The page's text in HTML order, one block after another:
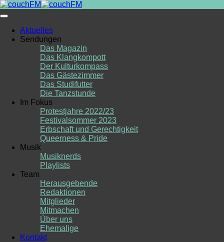
Skip
to
Aktuelles
Sendungen
Das Magazin
Das Klangkompott
Der Kulturkompass
Das Gästezimmer
Das Studifutter
Die Tanzstunde
Im Fokus
Protestjahre 2022/23
Festivalsommer 2023
Erbschaft und Gerechtigkeit
Queerness & Pride
Musik
Musiknerds
Playlists
Team
Herausgebende
Redaktionen
Mitglieder
Mitmachen
Über uns
Ehemalige
Kontakt